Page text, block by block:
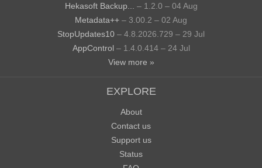
Hekasoft Backup...
– 1.2.0 – 04 Aug
Metadata++ – 3.00.2 – 02 Aug
StopUpdates10 – 4.8.2026.729 – 29 Jul
AppControl – 1.4.0.414 – 24 Jul
View more »
EXPLORE
About
Contact us
Support us
Status